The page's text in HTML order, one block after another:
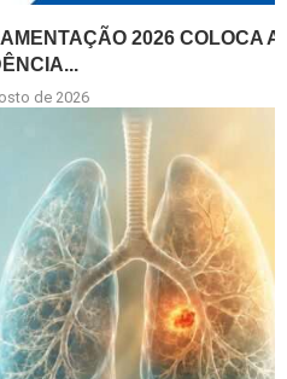
2026 COLOCA A
de 2026